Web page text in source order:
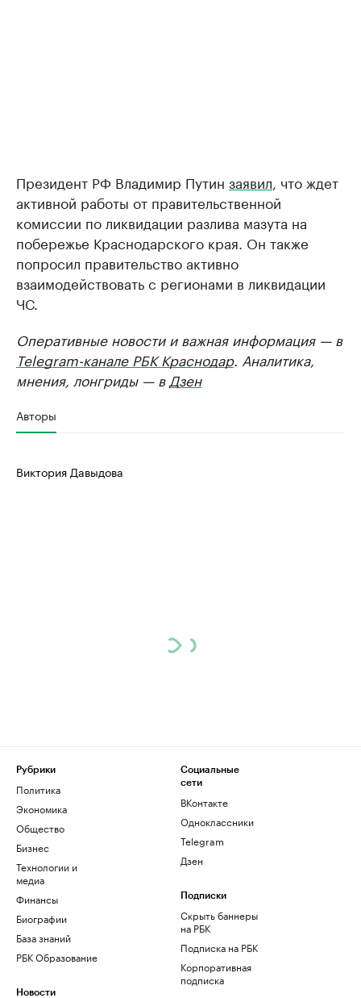
Президент РФ Владимир Путин заявил , что ждет
активной работы от правительственной
комиссии по ликвидации разлива мазута на
побережье Краснодарского края. Он также
попросил правительство активно
взаимодействовать с регионами в ликвидации
ЧС.
Оперативные новости и важная информация — в
Telegram-канале РБК Краснодар. Аналитика,
мнения, лонгриды — в Дзен
Авторы
Виктория Давыдова
Рубрики
Политика
Экономика
Общество
Бизнес
Технологии и
медиа
Финансы
Биографии
База знаний
РБК Образование
Новости
Социальные
сети
ВКонтакте
Одноклассники
Telegram
Дзен
Подписки
Скрыть баннеры
на РБК
Подписка на РБК
Корпоративная
подписка